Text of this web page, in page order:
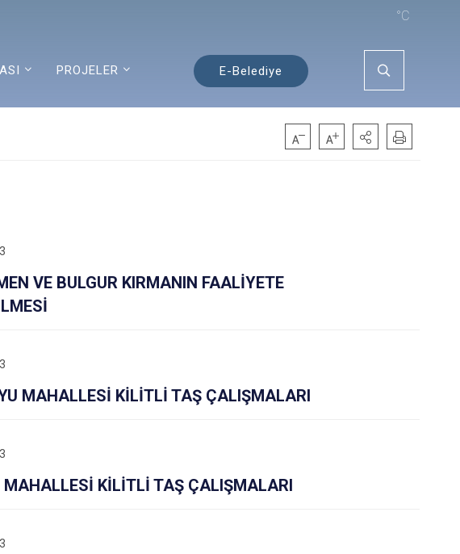
°C
PROJELER E-Belediye
VE BULGUR KIRMANIN FAALİYETE
MAHALLESİ KİLİTLİ TAŞ ÇALIŞMALARI
MAHALLESİ KİLİTLİ TAŞ ÇALIŞMALARI